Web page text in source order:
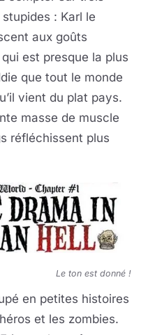
: Karl le
aux goûts
est presque la plus
que tout le monde
vient du plat pays.
masse de muscle
réfléchissent plus
Le ton est donné !
en petites histoires
et les zombies.